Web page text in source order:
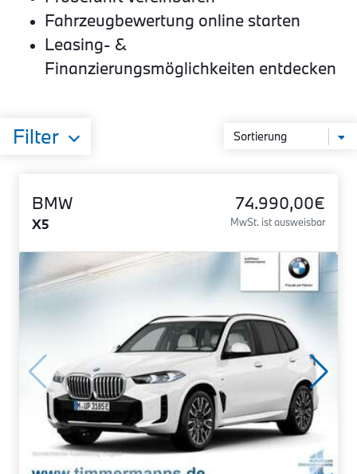
Fahrzeugbewertung online starten
Leasing- &
Finanzierungsmöglichkeiten entdecken
Filter
BMW
X5
74.990,00€
MwSt. ist ausweisbar